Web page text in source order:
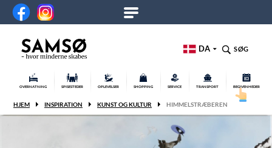
DA SØG
OVERNATNING SPISESTEDER OPLEVELSER SHOPPING SERVICE TRANSPORT BEGIVENHEDER
HJEM INSPIRATION KUNST OG KULTUR HIMMELSTRÆBEREN